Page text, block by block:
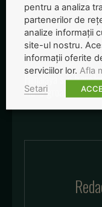
Articolul precedent
Himalaya s-a
într-o groapă de
pentru a analiza
partenerilor de
analize informații
site-ul nostru.
informații oferite
serviciilor lor. Afla
Setari